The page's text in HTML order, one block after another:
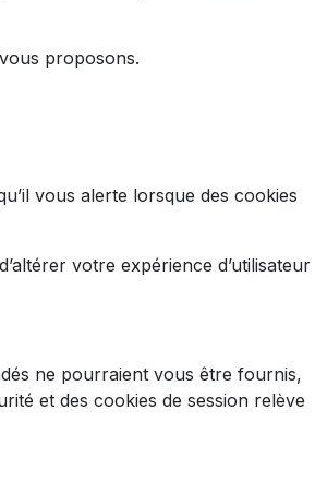
proposons.
vous alerte lorsque des cookies
votre expérience d’utilisateur
ne pourraient vous être fournis,
et des cookies de session relève